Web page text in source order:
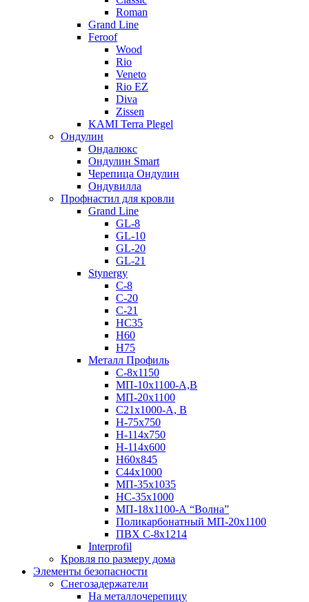
Roman
Grand Line
Feroof
Wood
Rio
Veneto
Rio EZ
Diva
Zissen
KAMI Terra Plegel
Ондулин
Ондалюкс
Ондулин Smart
Черепица Ондулин
Ондувилла
Профнастил для кровли
Grand Line
GL-8
GL-10
GL-20
GL-21
Stynergy
C-8
C-20
C-21
НС35
Н60
H75
Металл Профиль
С-8х1150
МП-10x1100-А,В
МП-20х1100
С21х1000-А, В
H-75х750
Н-114х750
Н-114х600
Н60х845
С44х1000
МП-35х1035
НС-35х1000
МП-18х1100-А “Волна”
Поликарбонатный МП-20х1100
ПВХ С-8х1214
Interprofil
Кровля по размеру дома
Элементы безопасности
Снегозадержатели
На металлочерепицу